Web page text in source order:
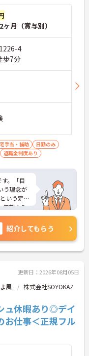
月（賞与別）
4
歩7分
手当・補助
日勤のみ
退職金制度あり
。「目
う理念が
いう定着
毎朝のミ
ワークが
業務に
やチーム
してしっ
な魅力と
での資格
ャーや
の挑戦も
ライフバ
形成を目
人です。
紹介してもらう
更新日：2026年08月05日
風
株式会社SOYOKAZ
ュ休暇あり◎デイ
お仕事＜正規フル